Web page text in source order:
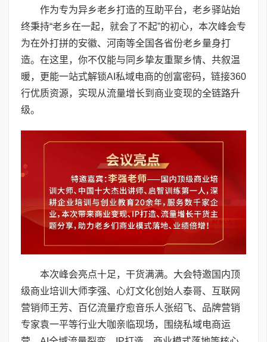
作为专为异乡老乡打造的互助平台，老乡驿站始
终秉持“老乡在一起，就会了不起”的初心，本次峰会专
为在外打拼的安徽、河南等全国各省份老乡量身打
造。在这里，你不仅能与同乡挚友重聚乡情、共叙温
暖，更能一站式解锁AI私域电商的创富密码，链接360
行优质资源，实现从流量增长到商业变现的全链路升
级。
本次峰会亮点十足，干货满满。大会特邀国内顶
级商业培训大师李强、心灯文化创始人泰哥、互联网
营销师王芳、百亿流量疗愈音乐人张绍飞、品牌营销
专家袁一平等行业大咖亲临现场，围绕私域电商运